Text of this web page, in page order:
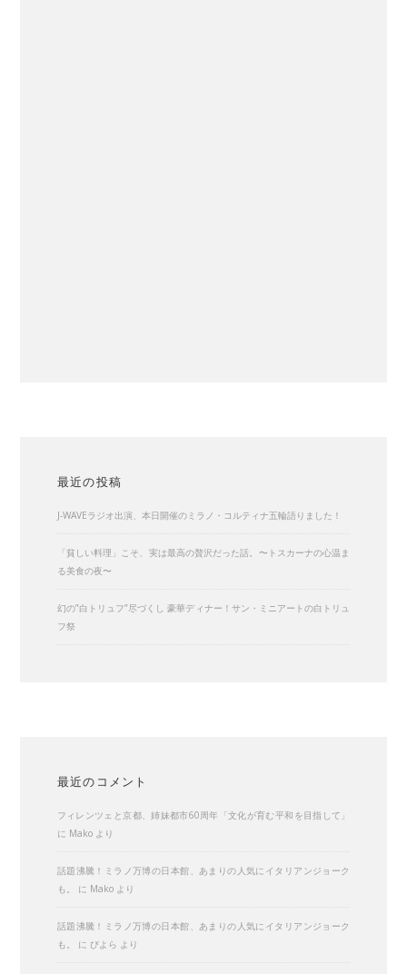
最近の投稿
J-WAVEラジオ出演、本日開催のミラノ・コルティナ五輪語りました！
「貧しい料理」こそ、実は最高の贅沢だった話。〜トスカーナの心温ま
る美食の夜〜
幻の”白トリュフ”尽づくし 豪華ディナー！サン・ミニアートの白トリュ
フ祭
最近のコメント
フィレンツェと京都、姉妹都市60周年「文化が育む平和を目指して」
に Makoより
話題沸騰！ミラノ万博の日本館、あまりの人気にイタリアンジョーク
も。
に Makoより
話題沸騰！ミラノ万博の日本館、あまりの人気にイタリアンジョーク
も。
に びよら より